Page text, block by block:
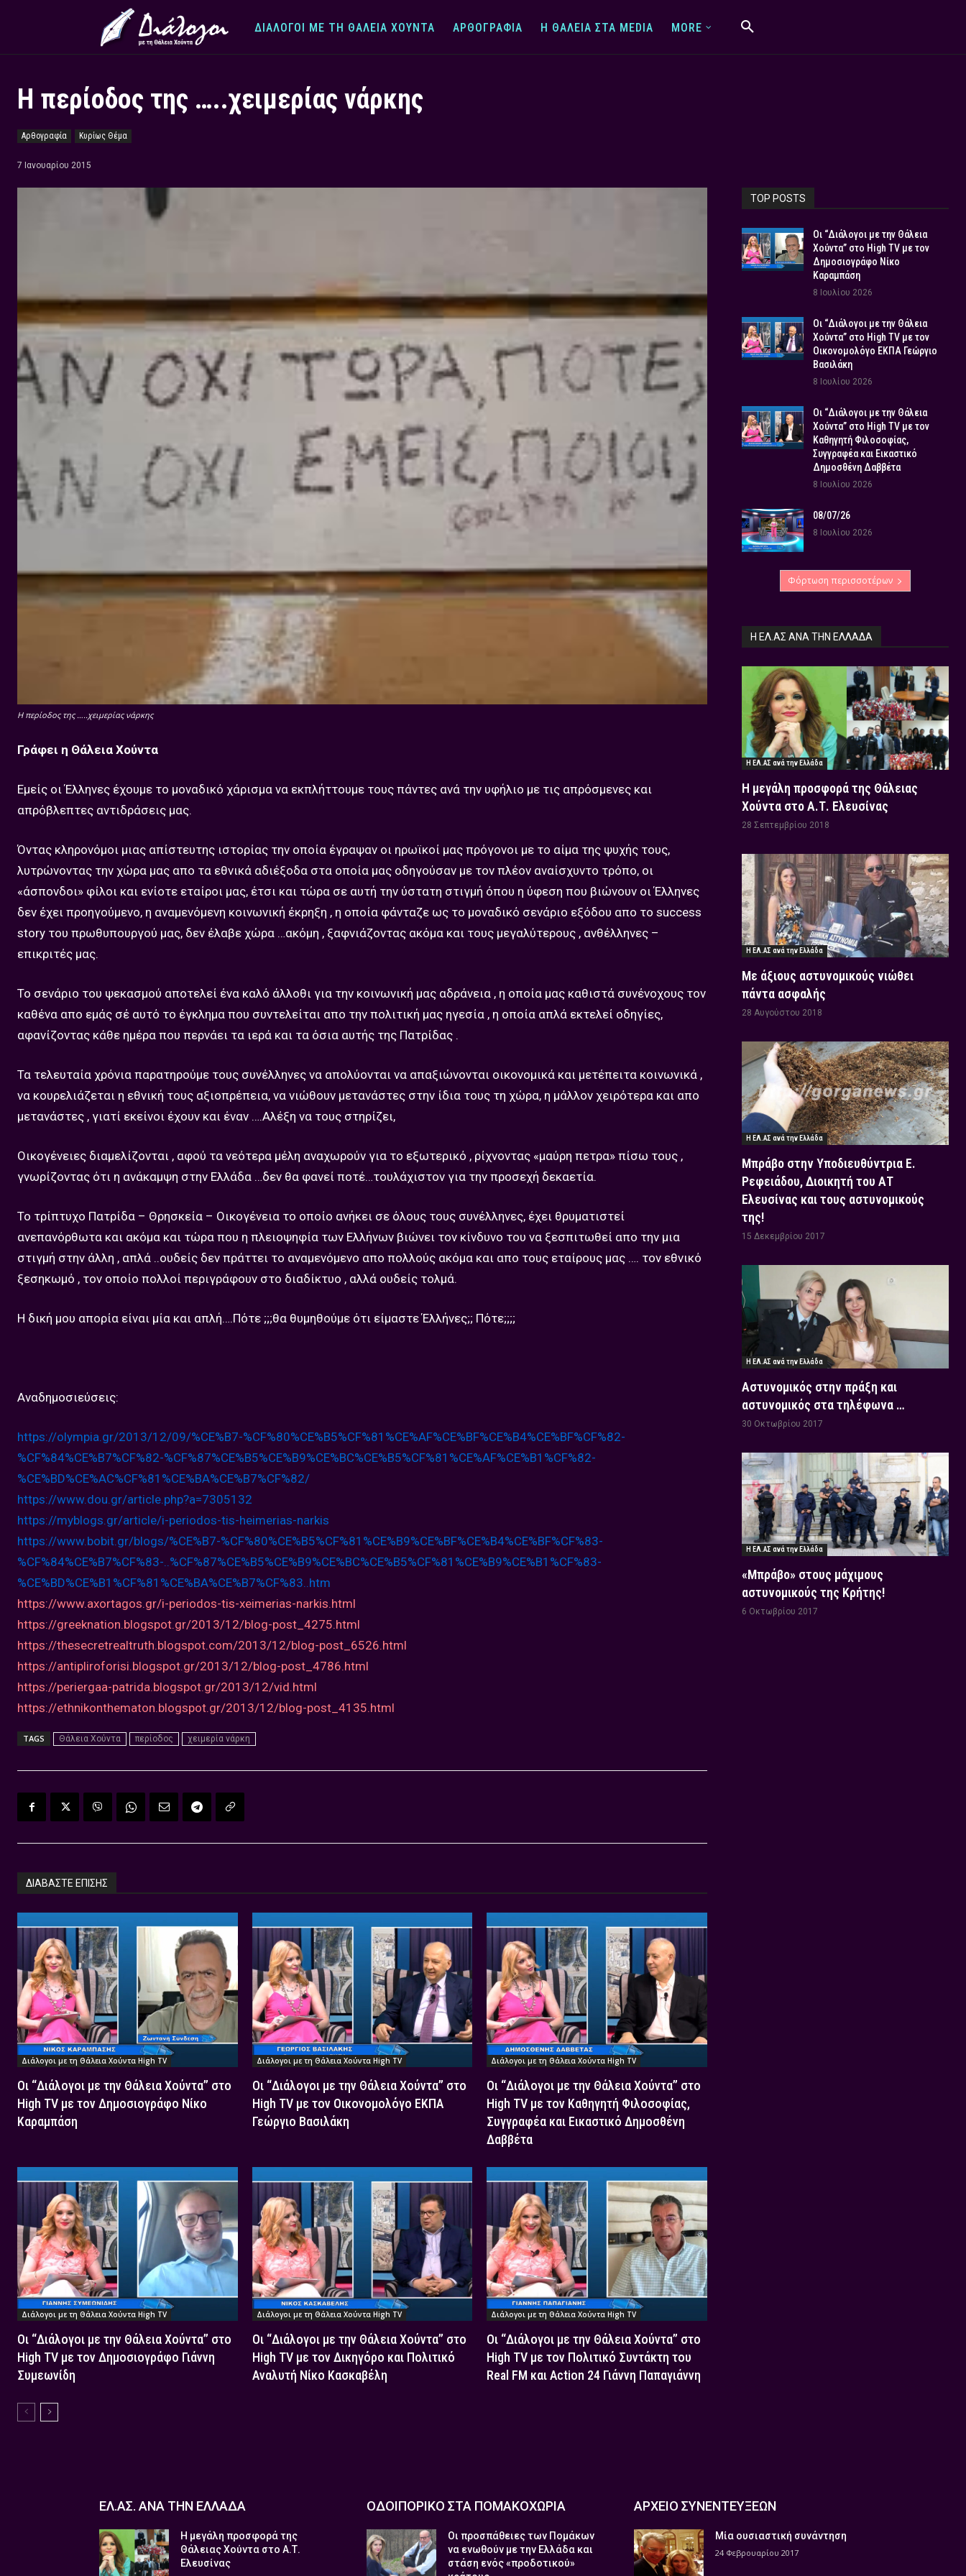
ΔΙΆΛΟΓΟΙ ΜΕ ΤΗ ΘΆΛΕΙΑ ΧΟΎΝΤΑ ΑΡΘΟΓΡΑΦΊΑ Η ΘΆΛΕΙΑ ΣΤΑ MEDIA MORE
Η περίοδος της …..χειμερίας νάρκης
Αρθογραφία Κυρίως Θέμα
7 Ιανουαρίου 2015
Η περίοδος της …..χειμερίας νάρκης
Γράφει η Θάλεια Χούντα
Εμείς οι Έλληνες έχουμε το μοναδικό χάρισμα να εκπλήττουμε τους πάντες ανά την υφήλιο με τις απρόσμενες και
απρόβλεπτες αντιδράσεις μας.
Όντας κληρονόμοι μιας απίστευτης ιστορίας την οποία έγραψαν οι ηρωϊκοί μας πρόγονοι με το αίμα της ψυχής τους,
λυτρώνοντας την χώρα μας απο τα εθνικά αδιέξοδα στα οποία μας οδηγούσαν με τον πλέον αναίσχυντο τρόπο, οι
«άσπονδοι» φίλοι και ενίοτε εταίροι μας, έτσι και τώρα σε αυτή την ύστατη στιγμή όπου η ύφεση που βιώνουν οι Έλληνες
δεν έχει προηγούμενο, η αναμενόμενη κοινωνική έκρηξη , η οποία φάνταζε ως το μοναδικό σενάριο εξόδου απο το success
story του πρωθυπουργού μας, δεν έλαβε χώρα …ακόμη , ξαφνιάζοντας ακόμα και τους μεγαλύτερους , ανθέλληνες –
επικριτές μας.
Το σενάριο του ψεκασμού αποτελεί ένα καλό άλλοθι για την κοινωνική μας αδράνεια , η οποία μας καθιστά συνένοχους τον
καθένα απο εμάς σέ αυτό το έγκλημα που συντελείται απο την πολιτική μας ηγεσία , η οποία απλά εκτελεί οδηγίες,
αφανίζοντας κάθε ημέρα που περνάει τα ιερά και τα όσια αυτής της Πατρίδας .
Τα τελευταία χρόνια παρατηρούμε τους συνέλληνες να απολύονται να απαξιώνονται οικονομικά και μετέπειτα κοινωνικά ,
να κουρελιάζεται η εθνική τους αξιοπρέπεια, να νιώθουν μετανάστες στην ίδια τους τη χώρα, η μάλλον χειρότερα και απο
μετανάστες , γιατί εκείνοι έχουν και έναν ….Αλέξη να τους στηρίζει,
Οικογένειες διαμελίζονται , αφού τα νεότερα μέλη αναχωρούν για το εξωτερικό , ρίχνοντας «μαύρη πετρα» πίσω τους ,
γνωρίζοντας ότι η ανάκαμψη στην Ελλάδα …δεν θα φανεί ποτέ…τουλάχιστον για την προσεχή δεκαετία.
Το τρίπτυχο Πατρίδα – Θρησκεία – Οικογένεια το οποίο ανήκει σε όλους τους συνέλληνες, έχει θρυματιστεί
ανεπανόρθωτα και ακόμα και τώρα που η πλειοψηφία των Ελλήνων βιώνει τον κίνδυνο του να ξεσπιτωθεί απο την μια
στιγμή στην άλλη , απλά ..ουδείς δεν πράττει το αναμενόμενο απο πολλούς ακόμα και απο τους εταίρους μας …. τον εθνικό
ξεσηκωμό , τον οποίο πολλοί περιγράφουν στο διαδίκτυο , αλλά ουδείς τολμά.
Η δική μου απορία είναι μία και απλή….Πότε ;;;θα θυμηθούμε ότι είμαστε Έλλήνες;; Πότε;;;;
Αναδημοσιεύσεις:
https://olympia.gr/2013/12/09/%CE%B7-%CF%80%CE%B5%CF%81%CE%AF%CE%BF%CE%B4%CE%BF%CF%82-
%CF%84%CE%B7%CF%82-%CF%87%CE%B5%CE%B9%CE%BC%CE%B5%CF%81%CE%AF%CE%B1%CF%82-
%CE%BD%CE%AC%CF%81%CE%BA%CE%B7%CF%82/
https://www.dou.gr/article.php?a=7305132
https://myblogs.gr/article/i-periodos-tis-heimerias-narkis
https://www.bobit.gr/blogs/%CE%B7-%CF%80%CE%B5%CF%81%CE%B9%CE%BF%CE%B4%CE%BF%CF%83-
%CF%84%CE%B7%CF%83-..%CF%87%CE%B5%CE%B9%CE%BC%CE%B5%CF%81%CE%B9%CE%B1%CF%83-
%CE%BD%CE%B1%CF%81%CE%BA%CE%B7%CF%83..htm
https://www.axortagos.gr/i-periodos-tis-xeimerias-narkis.html
https://greeknation.blogspot.gr/2013/12/blog-post_4275.html
https://thesecretrealtruth.blogspot.com/2013/12/blog-post_6526.html
https://antipliroforisi.blogspot.gr/2013/12/blog-post_4786.html
https://periergaa-patrida.blogspot.gr/2013/12/vid.html
https://ethnikonthematon.blogspot.gr/2013/12/blog-post_4135.html
TAGS Θάλεια Χούντα περίοδος χειμερία νάρκη
ΔΙΑΒΑΣΤΕ ΕΠΙΣΗΣ
Διάλογοι με τη Θάλεια Χούντα High TV
Οι “Διάλογοι με την Θάλεια Χούντα” στο
High TV με τον Δημοσιογράφο Νίκο
Καραμπάση
Διάλογοι με τη Θάλεια Χούντα High TV
Οι “Διάλογοι με την Θάλεια Χούντα” στο
High TV με τον Οικονομολόγο ΕΚΠΑ
Γεώργιο Βασιλάκη
Διάλογοι με τη Θάλεια Χούντα High TV
Οι “Διάλογοι με την Θάλεια Χούντα” στο
High TV με τον Καθηγητή Φιλοσοφίας,
Συγγραφέα και Εικαστικό Δημοσθένη
Δαββέτα
Διάλογοι με τη Θάλεια Χούντα High TV
Οι “Διάλογοι με την Θάλεια Χούντα” στο
High TV με τον Δημοσιογράφο Γιάννη
Συμεωνίδη
Διάλογοι με τη Θάλεια Χούντα High TV
Οι “Διάλογοι με την Θάλεια Χούντα” στο
High TV με τον Δικηγόρο και Πολιτικό
Αναλυτή Νίκο Κασκαβέλη
Διάλογοι με τη Θάλεια Χούντα High TV
Οι “Διάλογοι με την Θάλεια Χούντα” στο
High TV με τον Πολιτικό Συντάκτη του
Real FM και Action 24 Γιάννη Παπαγιάννη
TOP POSTS
Οι “Διάλογοι με την Θάλεια
Χούντα” στο High TV με τον
Δημοσιογράφο Νίκο
Καραμπάση
8 Ιουλίου 2026
Οι “Διάλογοι με την Θάλεια
Χούντα” στο High TV με τον
Οικονομολόγο ΕΚΠΑ Γεώργιο
Βασιλάκη
8 Ιουλίου 2026
Οι “Διάλογοι με την Θάλεια
Χούντα” στο High TV με τον
Καθηγητή Φιλοσοφίας,
Συγγραφέα και Εικαστικό
Δημοσθένη Δαββέτα
8 Ιουλίου 2026
08/07/26
8 Ιουλίου 2026
Φόρτωση περισσοτέρων
Η ΕΛ.ΑΣ ΑΝΆ ΤΗΝ ΕΛΛΆΔΑ
Η ΕΛ.ΑΣ ανά την Ελλάδα
Η μεγάλη προσφορά της Θάλειας
Χούντα στο Α.Τ. Ελευσίνας
28 Σεπτεμβρίου 2018
Η ΕΛ.ΑΣ ανά την Ελλάδα
Με άξιους αστυνομικούς νιώθει
πάντα ασφαλής
28 Αυγούστου 2018
Η ΕΛ.ΑΣ ανά την Ελλάδα
Μπράβο στην Υποδιευθύντρια Ε.
Ρεφειάδου, Διοικητή του ΑΤ
Ελευσίνας και τους αστυνομικούς
της!
15 Δεκεμβρίου 2017
Η ΕΛ.ΑΣ ανά την Ελλάδα
Αστυνομικός στην πράξη και
αστυνομικός στα τηλέφωνα …
30 Οκτωβρίου 2017
Η ΕΛ.ΑΣ ανά την Ελλάδα
«Μπράβο» στους μάχιμους
αστυνομικούς της Κρήτης!
6 Οκτωβρίου 2017
ΕΛ.ΑΣ. ΑΝΑ ΤΗΝ ΕΛΛΑΔΑ
Η μεγάλη προσφορά της
Θάλειας Χούντα στο Α.Τ.
Ελευσίνας
ΟΔΟΙΠΟΡΙΚΟ ΣΤΑ ΠΟΜΑΚΟΧΩΡΙΑ
Οι προσπάθειες των Πομάκων
να ενωθούν με την Ελλάδα και
στάση ενός «προδοτικού»
ΑΡΧΕΙΟ ΣΥΝΕΝΤΕΥΞΕΩΝ
Μία ουσιαστική συνάντηση
24 Φεβρουαρίου 2017